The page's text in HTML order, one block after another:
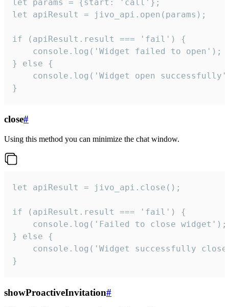
let params = {start: 'call'};
let apiResult = jivo_api.open(params);
if (apiResult.result === 'fail') {
    console.log('Widget failed to open');
} else {
console.log('Widget open
}
close#
Using this method you can minimize the chat window.
let apiResult = jivo_api.close();
if (apiResult.result === 'fail') {
    console.log('Failed to close widget');
} else {
console.log('Widget successfully
}
showProactiveInvitation#